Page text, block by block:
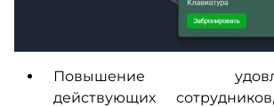
Повышение
действующих